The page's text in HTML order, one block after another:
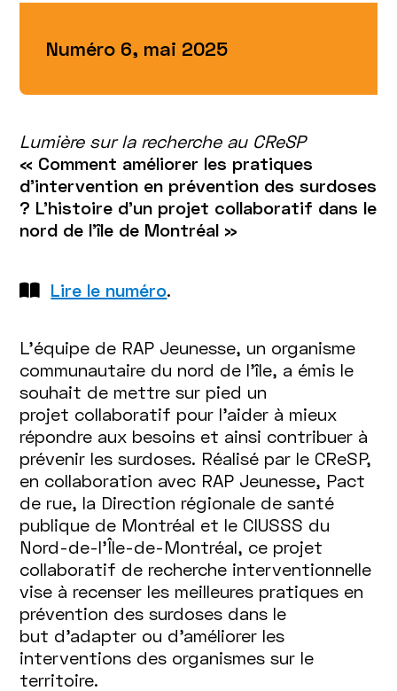
Numéro 6, mai 2025
Lumière sur la recherche au CReSP
« Comment améliorer les pratiques
d’intervention en prévention des surdoses
? L'histoire d'un projet collaboratif dans le
nord de l'île de Montréal »
Lire le numéro.
L’équipe de RAP Jeunesse, un organisme
communautaire du nord de l’île, a émis le
souhait de mettre sur pied un
projet collaboratif pour l’aider à mieux
répondre aux besoins et ainsi contribuer à
prévenir les surdoses. Réalisé par le CReSP,
en collaboration avec RAP Jeunesse, Pact
de rue, la Direction régionale de santé
publique de Montréal et le CIUSSS du
Nord-de-l’Île-de-Montréal, ce projet
collaboratif de recherche interventionnelle
vise à recenser les meilleures pratiques en
prévention des surdoses dans le
but d’adapter ou d’améliorer les
interventions des organismes sur le
territoire.